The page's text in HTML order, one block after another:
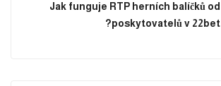
Jak funguje RTP herních balíčků od
poskytovatelů v 22bet?